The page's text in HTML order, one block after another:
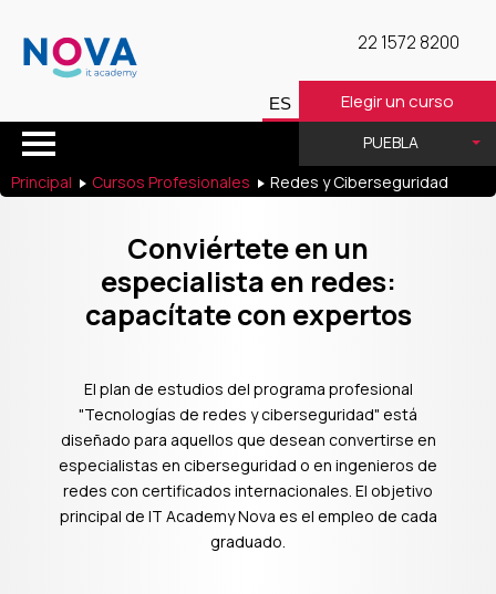
22 1572 8200
Elegir un curso
PUEBLA
Principal
Cursos Profesionales Redes y Ciberseguridad
Conviértete en un
especialista en redes:
capacítate con expertos
El plan de estudios del programa profesional
"Tecnologías de redes y ciberseguridad" está
diseñado para aquellos que desean convertirse en
especialistas en ciberseguridad o en ingenieros de
redes con certificados internacionales. El objetivo
principal de IT Academy Nova es el empleo de cada
graduado.